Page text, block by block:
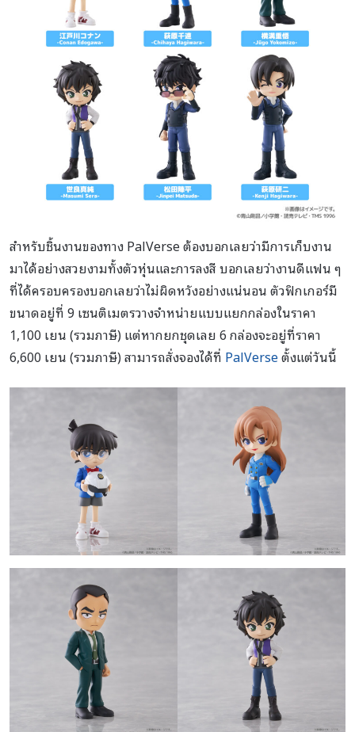
สำหรับชิ้นงานของทาง PalVerse ต้องบอกเลยว่ามีการเก็บงาน
มาได้อย่างสวยงามทั้งตัวหุ่นและการลงสี บอกเลยว่างานดีแฟน ๆ
ที่ได้ครอบครองบอกเลยว่าไม่ผิดหวังอย่างแน่นอน ตัวฟิกเกอร์มี
ขนาดอยู่ที่ 9 เซนติเมตรวางจำหน่ายแบบแยกกล่องในราคา
1,100 เยน (รวมภาษี) แต่หากยกชุดเลย 6 กล่องจะอยู่ที่ราคา
6,600 เยน (รวมภาษี) สามารถสั่งจองได้ที่ PalVerseตั้งแต่วันนี้